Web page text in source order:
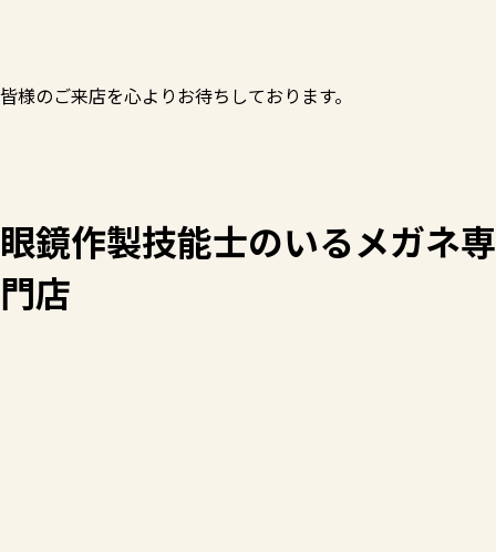
皆様のご来店を心よりお待ちしております。
眼鏡作製技能士のいるメガネ専
門店